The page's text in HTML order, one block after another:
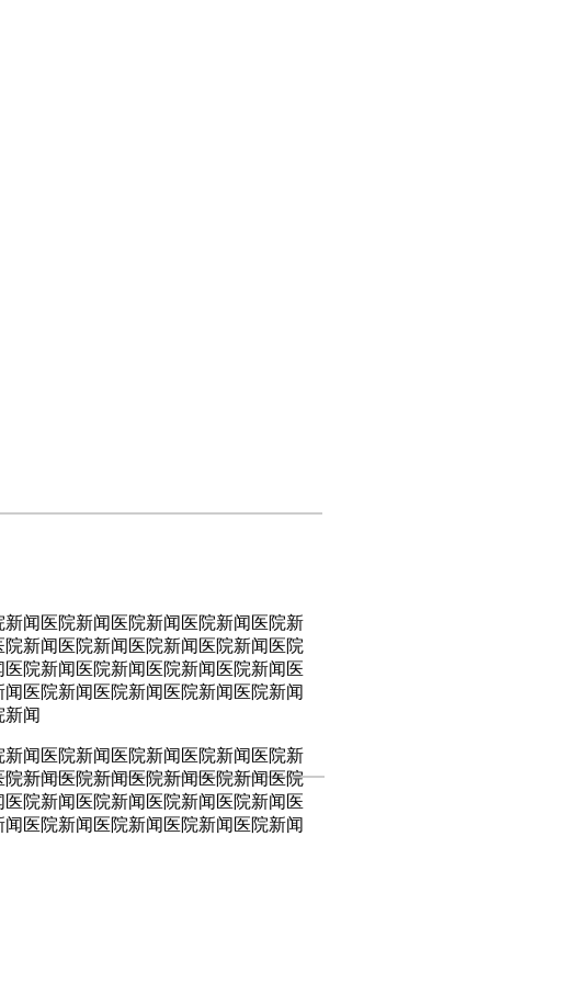
闻医院新闻医院新闻医院新闻医院新
新闻医院新闻医院新闻医院新闻医院
院新闻医院新闻医院新闻医院新闻医
医院新闻医院新闻医院新闻医院新闻
新闻
闻医院新闻医院新闻医院新闻医院新
新闻医院新闻医院新闻医院新闻医院
院新闻医院新闻医院新闻医院新闻医
医院新闻医院新闻医院新闻医院新闻